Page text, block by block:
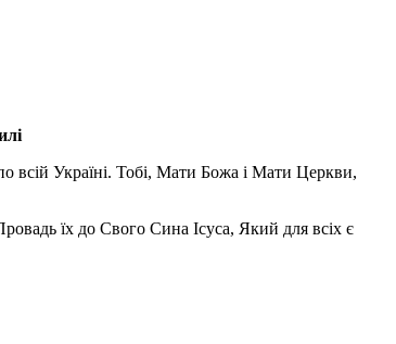
всій Україні. Тобі, Мати Божа і Мати Церкви,
їх до Свого Сина Ісуса, Який для всіх є